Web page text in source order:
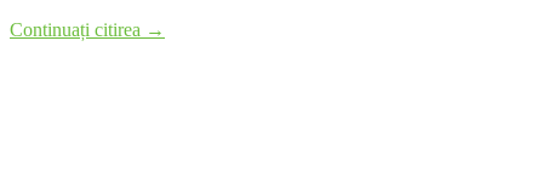
Continuați citirea →